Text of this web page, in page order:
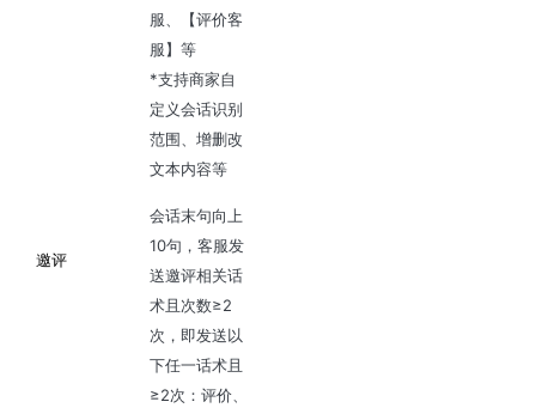
邀评
服、【评价客
服】等
*支持商家自
定义会话识别
范围、增删改
文本内容等
会话末句向上
10句，客服发
送邀评相关话
术且次数≥2
次，即发送以
下任一话术且
≥2次：评价、